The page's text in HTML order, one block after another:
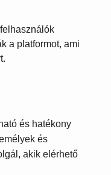
a platformot, ami
és hatékony
és
akik elérhető